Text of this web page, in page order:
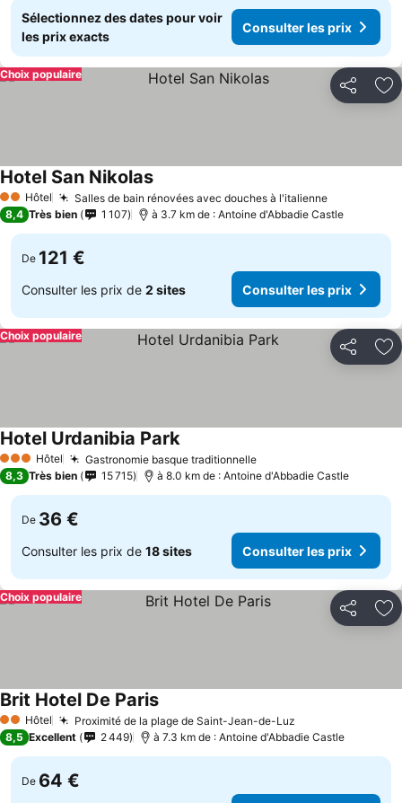
Sélectionnez des dates pour voir
les prix exacts
Consulter les prix
Partager
Choix populaire
2 Étoiles
Hôtel Salles de bain rénovées avec douches à l'italienne
Hotel San Nikolas
8,4 Très bien 1 107 à 3.7 km de : Antoine d'Abbadie Castle
De 121 €
Consulter les prix de 2 sites Consulter les prix
Partager
Choix populaire
3 ÉtoilesHôtel Gastronomie basque traditionnelle
Hotel Urdanibia Park
8,3 Très bien 15 715 à 8.0 km de : Antoine d'Abbadie Castle
De 36 €
Consulter les prix de 18 sites Consulter les prix
Partager
Choix populaire
2 Étoiles
Hôtel Proximité de la plage de Saint-Jean-de-Luz
Brit Hotel De Paris
8,5 Excellent 2 449 à 7.3 km de : Antoine d'Abbadie Castle
De 64 €